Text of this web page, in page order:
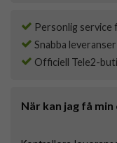
Personlig service
Snabba
Officiell Tele2-
När kan jag få